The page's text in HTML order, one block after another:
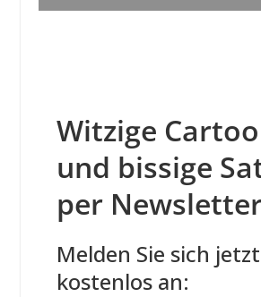
Witzige
und bissige
per
Melden Sie sich jetzt
kostenlos an: